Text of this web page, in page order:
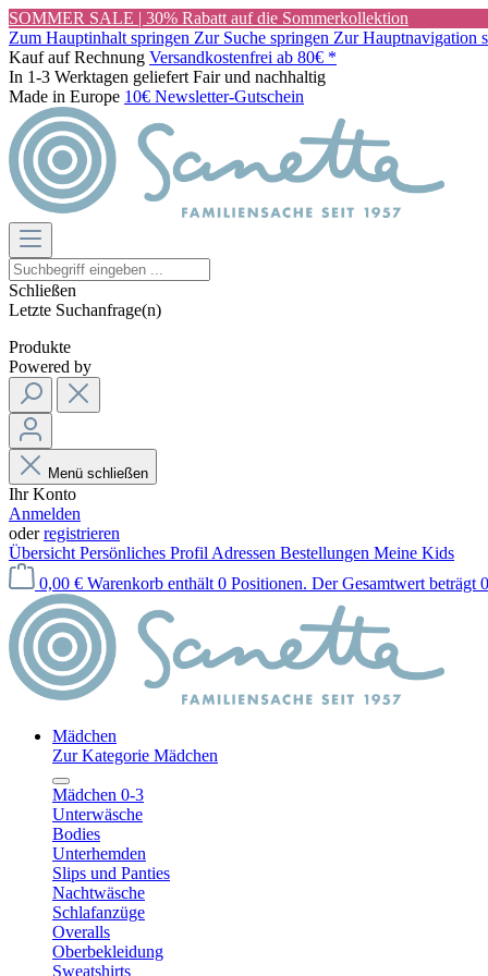
SOMMER SALE | 30% Rabatt auf die Sommerkollektion
Zum Hauptinhalt springen Zur Suche springen Zur Hauptnavigation
Kauf auf Rechnung Versandkostenfrei ab 80€ *
In 1-3 Werktagen geliefert Fair und nachhaltig
Made in Europe 10€ Newsletter-Gutschein
Schließen
Letzte Suchanfrage(n)
Produkte
Powered by
Menü schließen
Ihr Konto
Anmelden
oderregistrieren
Übersicht Persönliches Profil Adressen Bestellungen Meine Kids
0,00 € Warenkorb enthält 0 Positionen. Der Gesamtwert beträgt
Mädchen
Zur Kategorie Mädchen
Mädchen 0-3
Unterwäsche
Bodies
Unterhemden
Slips und Panties
Nachtwäsche
Schlafanzüge
Overalls
Oberbekleidung
Sweatshirts